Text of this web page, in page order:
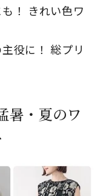
！ きれい色ワ
役に！ 総プリ
暑・夏のワ